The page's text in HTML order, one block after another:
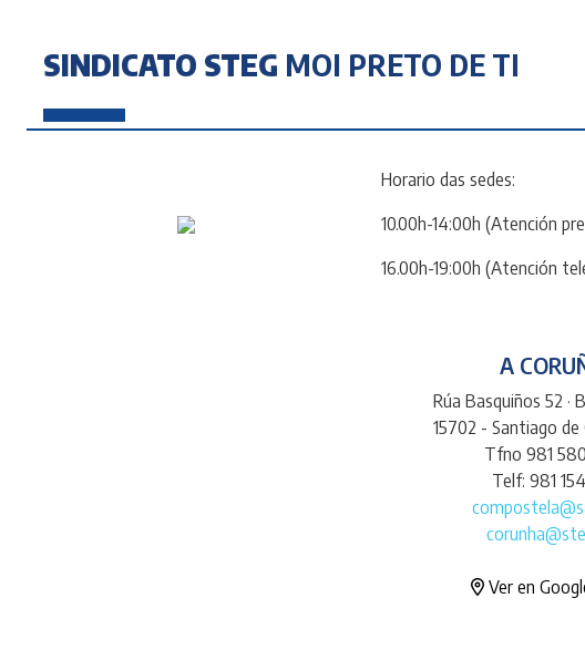
SINDICATO STEG MOI PRETO DE TI
Horario das sedes:
10.00h-14:00h (Atención
16.00h-19:00h (Atención
A
Rúa Basquiños 52 ·
15702 - Santiago
Tfno 981
Telf: 981
Ver en